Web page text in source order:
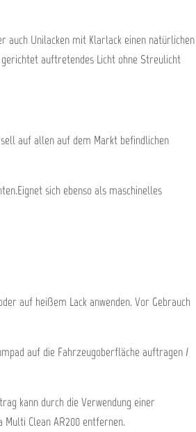
auch Unilacken mit Klarlack einen natürlichen
auftretendes Licht ohne Streulicht
auf allen auf dem Markt befindlichen
sich ebenso als maschinelles
auf heißem Lack anwenden. Vor Gebrauch
auf die Fahrzeugoberfläche auftragen /
kann durch die Verwendung einer
Clean AR200 entfernen.